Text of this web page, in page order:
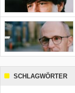
SCHLAGWÖRTER